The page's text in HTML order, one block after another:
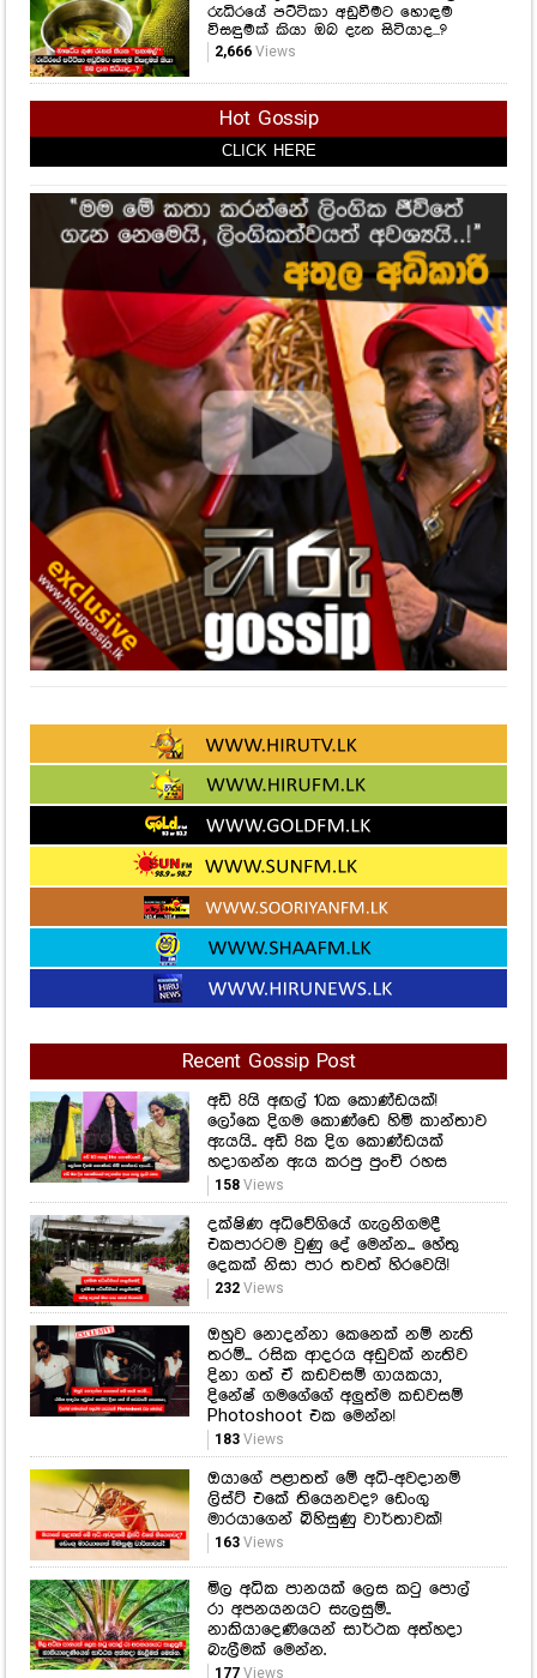
රුධිරයේ පට්ටිකා අඩුවීමට හොඳම
විසඳුමක් කියා ඔබ දැන සිටියාද...?
2,666Views
Hot Gossip
CLICK HERE
CLICK HERE
Recent Gossip Post
අඩි 8යි අඟල් 10ක කොණ්ඩයක්!
ලෝකෙ දිගම කොණ්ඩෙ හිමි කාන්තාව
ඇයයි.. අඩි 8ක දිග කොණ්ඩයක්
හදාගන්න ඇය කරපු පුංචි රහස
158Views
දක්ෂිණ අධිවේගියේ ගැලනිගමදී
එකපාරටම වුණු දේ මෙන්න... හේතු
දෙකක් නිසා පාර තවත් හිරවෙයි!
232Views
ඔහුව නොදන්නා කෙනෙක් නම් නැති
තරම්... රසික ආදරය අඩුවක් නැතිව
දිනා ගත් ඒ කඩවසම් ගායකයා,
දිනේෂ් ගමගේගේ අලුත්ම කඩවසම්
Photoshoot එක මෙන්න!
183Views
ඔයාගේ පළාතත් මේ අධි-අවදානම්
ලිස්ට් එකේ තියෙනවද? ඩෙංගු
මාරයාගෙන් බිහිසුණු වාර්තාවක්!
163Views
මිල අධික පානයක් ලෙස කටු පොල්
රා අපනයනයට සැලසුම්..
නාකියාදෙණියෙන් සාර්ථක අත්හදා
බැලීමක් මෙන්න.
177Views